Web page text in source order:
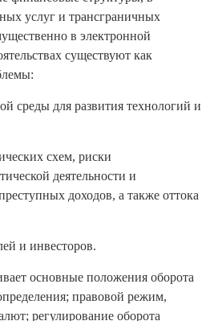
услуг и трансграничных
в электронной
существуют как
среды для развития технологий и
схем, риски
деятельности и
доходов, а также оттока
и инвесторов.
основные положения оборота
правовой режим,
регулирование оборота